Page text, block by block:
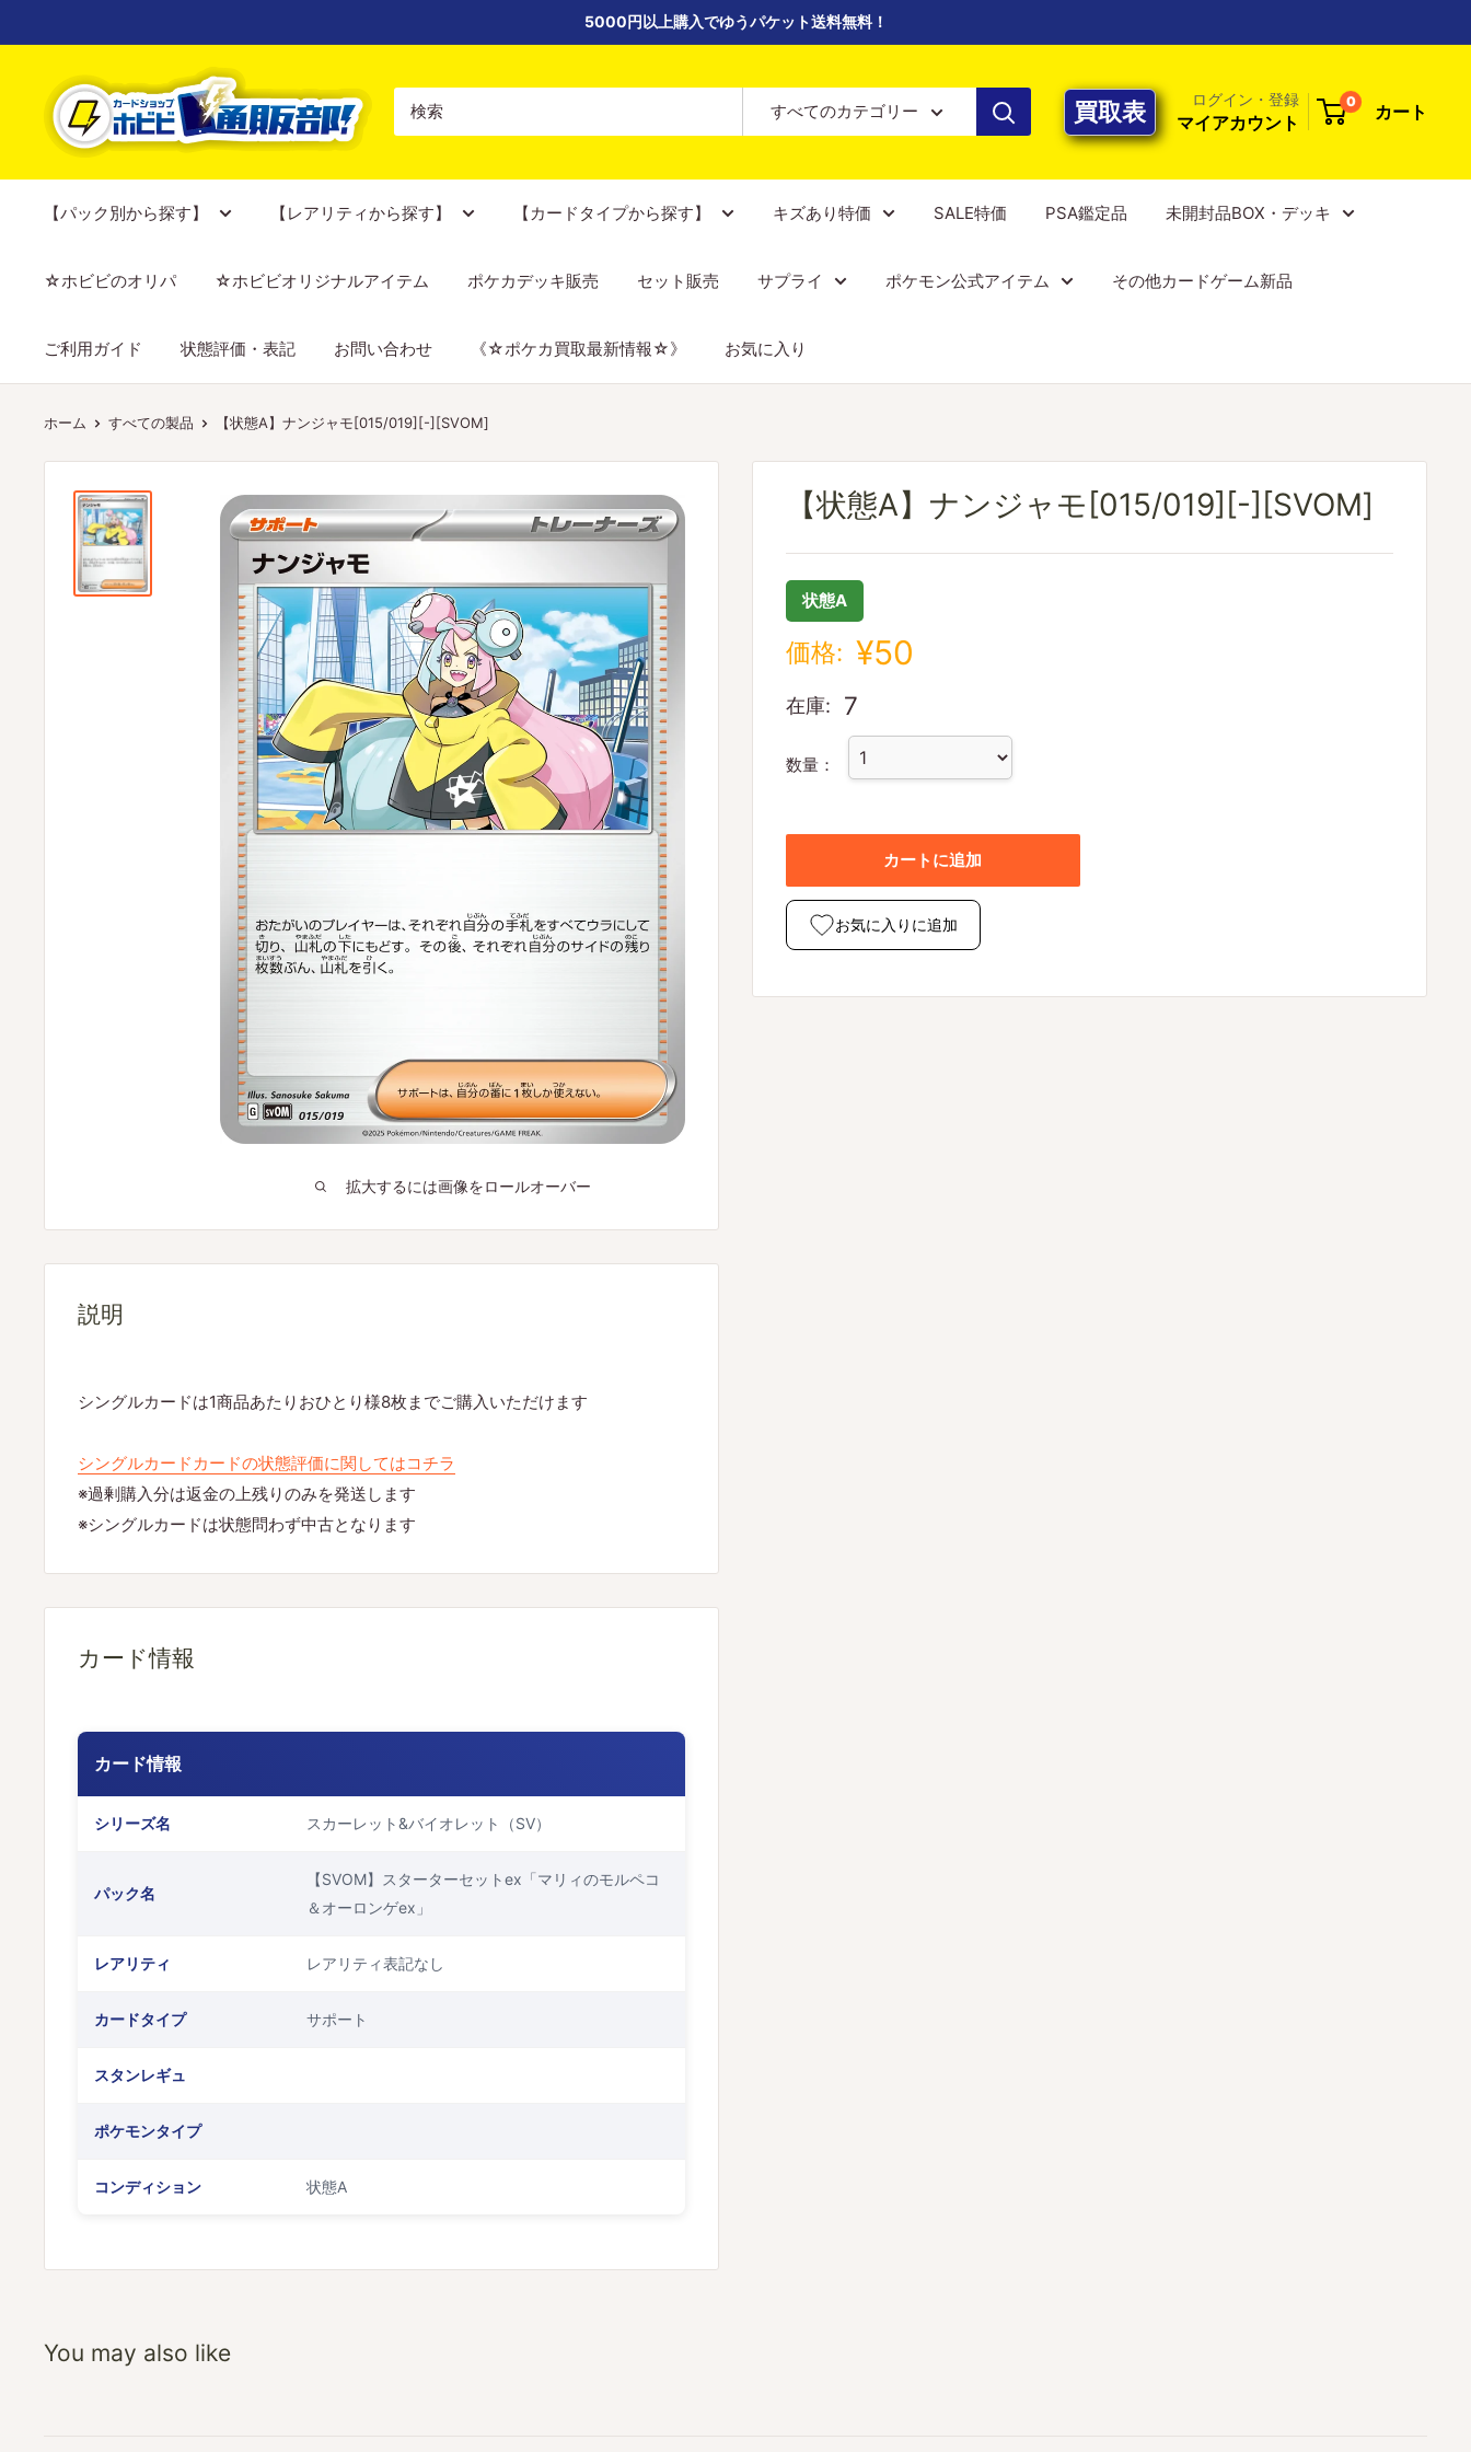
ン
5000円以上購入でゆうパケット送料無料！
【ポ
ケ
カ
門
シ
ョ
ッ
すべてのカテゴリー 買取表 ログイン・登録
マイアカウント
0 カート
【パック別から探す】 【レアリティから探す】 【カードタイプから探す】 キズあり特価 SALE特価 PSA鑑定品 未開封品BOX・デッキ
☆ホビビのオリパ ☆ホビビオリジナルアイテム ポケカデッキ販売 セット販売 サプライ ポケモン公式アイテム その他カードゲーム新品
ご利用ガイド 状態評価・表記 お問い合わせ 《☆ポケカ買取最新情報☆》 お気に入り
ホーム すべての製品 【状態A】ナンジャモ[015/019][-][SVOM]
拡大するには画像をロールオーバー
【状態A】ナンジャモ[015/019][-][SVOM]
状態A
価格: ¥50
在庫: 7
数量：
カートに追加
お気に入りに追加
説明
シングルカードは1商品あたりおひとり様8枚までご購入いただけます
シングルカードカードの状態評価に関してはコチラ
※過剰購入分は返金の上残りのみを発送します
※シングルカードは状態問わず中古となります
カード情報
カード情報
シリーズ名 スカーレット&バイオレット（SV）
パック名
【SVOM】スターターセットex「マリィのモルペコ
＆オーロンゲex」
レアリティ レアリティ表記なし
カードタイプ サポート
スタンレギュ
ポケモンタイプ
コンディション 状態A
You may also like